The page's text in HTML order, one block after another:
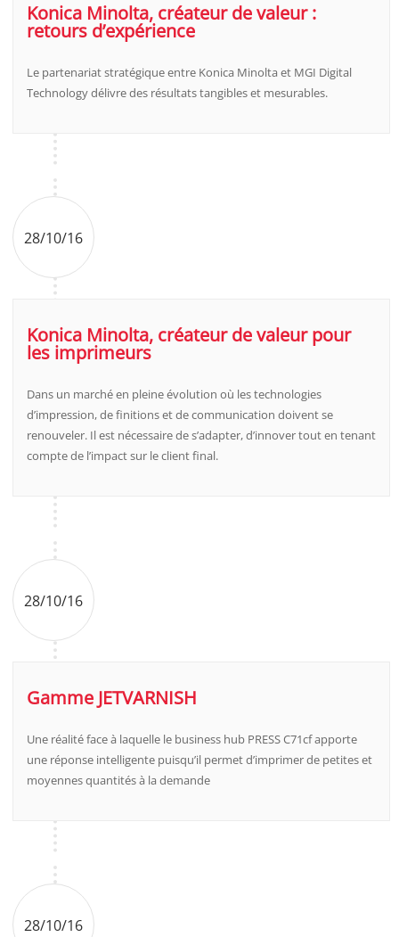
Konica Minolta, créateur de valeur :
retours d’expérience
Le partenariat stratégique entre Konica Minolta et MGI Digital
Technology délivre des résultats tangibles et mesurables.
28/10/16
Konica Minolta, créateur de valeur pour
les imprimeurs
Dans un marché en pleine évolution où les technologies
d’impression, de finitions et de communication doivent se
renouveler. Il est nécessaire de s’adapter, d’innover tout en tenant
compte de l’impact sur le client final.
28/10/16
Gamme JETVARNISH
Une réalité face à laquelle le business hub PRESS C71cf apporte
une réponse intelligente puisqu’il permet d’imprimer de petites et
moyennes quantités à la demande
28/10/16